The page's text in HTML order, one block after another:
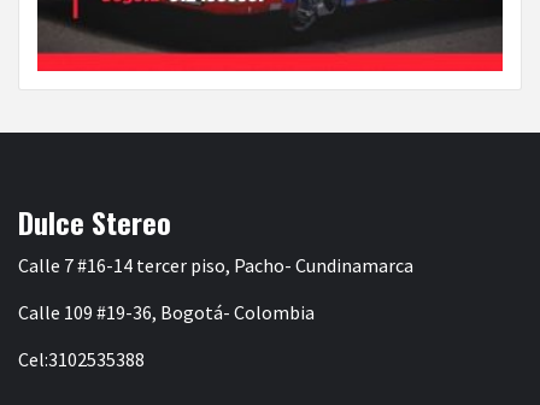
Dulce Stereo
Calle 7 #16-14 tercer piso, Pacho- Cundinamarca
Calle 109 #19-36, Bogotá- Colombia
Cel:3102535388